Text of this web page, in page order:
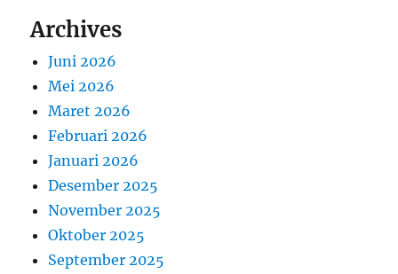
Archives
Juni 2026
Mei 2026
Maret 2026
Februari 2026
Januari 2026
Desember 2025
November 2025
Oktober 2025
September 2025